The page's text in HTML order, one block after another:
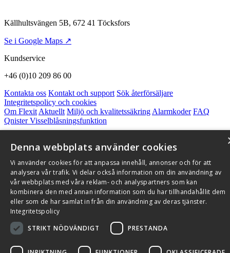
Källhultsvängen 5B, 672 41 Töcksfors
Se i Google Maps ↗
Kundservice
+46 (0)10 209 86 00
Kontakta oss Kontakt och support Sök återförsäljare
Integritetspolicy och cookies
Om Flexit Aktuellt Miljö och kvalitetssäkring Alarmkoder FAQ
Qnister Visselblåsningsfunktion
Miljö och kvalitetssäkring
Denna webbplats använder cookies
Vi använder cookies för att anpassa innehåll, annonser och för att
analysera vår trafik. Vi delar också information om din användning av
vår webbplats med våra reklam- och analyspartners som kan
kombinera den med annan information som du har tillhandahållit dem
eller som de har samlat in från din användning av deras tjänster.
Integritetspolicy
STRIKT NÖDVÄNDIGT
PRESTANDA